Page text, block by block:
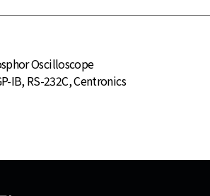
Oscilloscope
IB, RS-232C, Centronics